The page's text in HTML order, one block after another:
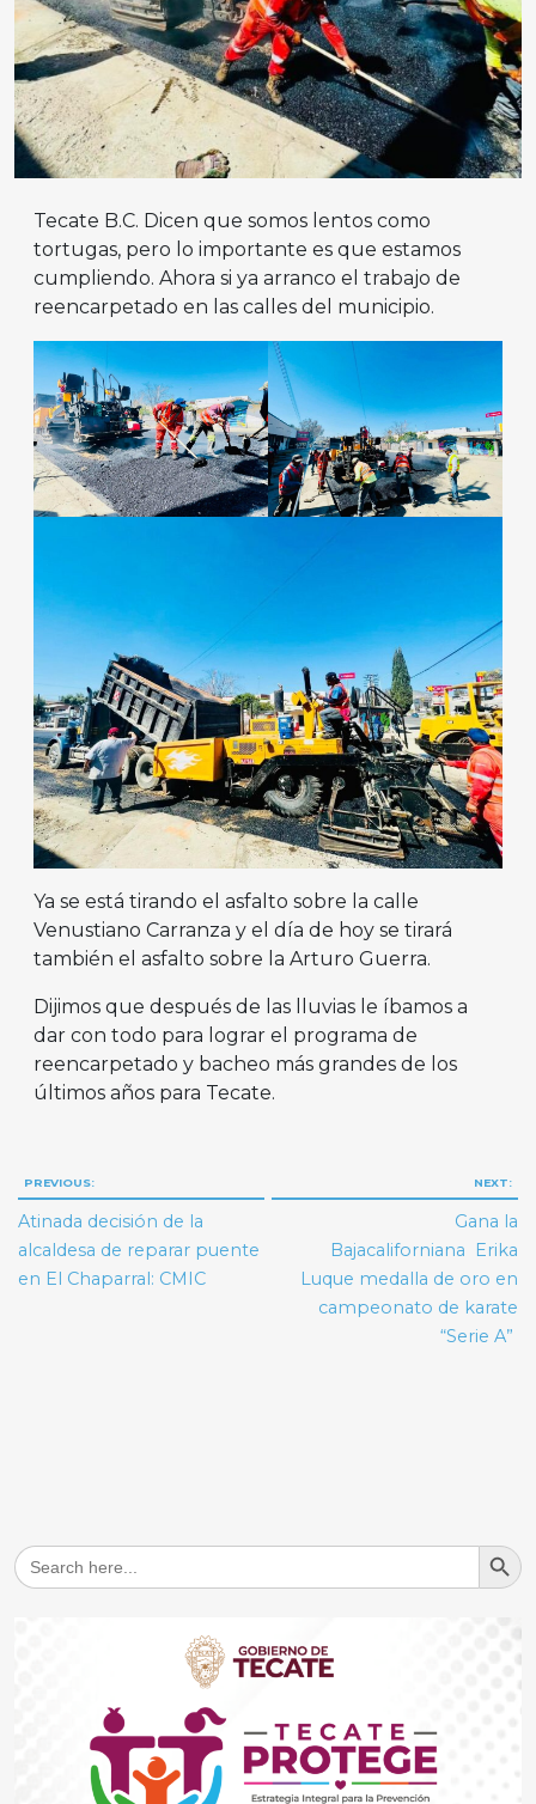
Tecate B.C. Dicen que somos lentos como
tortugas, pero lo importante es que estamos
cumpliendo. Ahora si ya arranco el trabajo de
reencarpetado en las calles del municipio.
Ya se está tirando el asfalto sobre la calle
Venustiano Carranza y el día de hoy se tirará
también el asfalto sobre la Arturo Guerra.
Dijimos que después de las lluvias le íbamos a
dar con todo para lograr el programa de
reencarpetado y bacheo más grandes de los
últimos años para Tecate.
Navegación
de
entradas
PREVIOUS:
Atinada decisión de la
alcaldesa de reparar puente
en El Chaparral: CMIC
NEXT:
Gana la
Bajacaliforniana Erika
Luque medalla de oro en
campeonato de karate
“Serie A”
Search
for:
Search